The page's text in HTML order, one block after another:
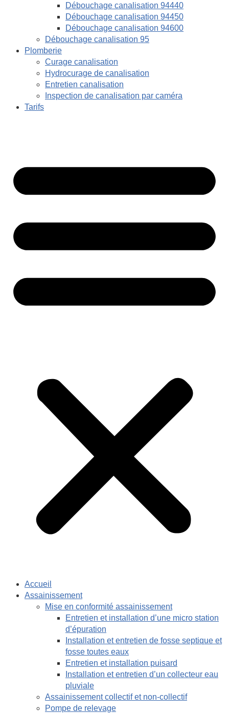
Débouchage canalisation 94440
Débouchage canalisation 94450
Débouchage canalisation 94600
Débouchage canalisation 95
Plomberie
Curage canalisation
Hydrocurage de canalisation
Entretien canalisation
Inspection de canalisation par caméra
Tarifs
Accueil
Assainissement
Mise en conformité assainissement
Entretien et installation d’une micro station
d’épuration
Installation et entretien de fosse septique et
fosse toutes eaux
Entretien et installation puisard
Installation et entretien d’un collecteur eau
pluviale
Assainissement collectif et non-collectif
Pompe de relevage